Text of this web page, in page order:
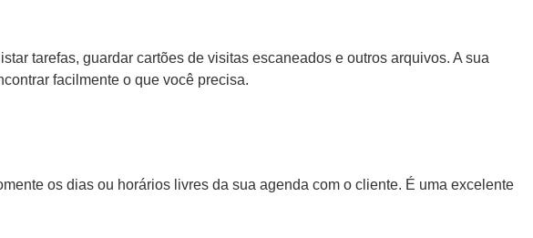
tarefas, guardar cartões de visitas escaneados e outros arquivos. A sua
facilmente o que você precisa.
os dias ou horários livres da sua agenda com o cliente. É uma excelente